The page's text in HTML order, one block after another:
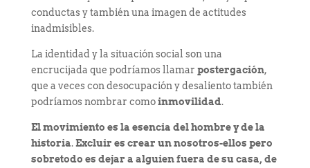
conductas y también una imagen de actitudes
inadmisibles.
La identidad y la situación social son una
encrucijada que podríamos llamar postergación,
que a veces con desocupación y desaliento también
podríamos nombrar comoinmovilidad.
El movimiento es la esencia del hombre y de la
historia.Excluir es crear un nosotros-ellos pero
sobretodo es dejar a alguien fuera de su casa, de